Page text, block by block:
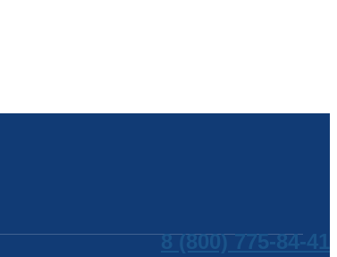
8 (800) 775-84-41